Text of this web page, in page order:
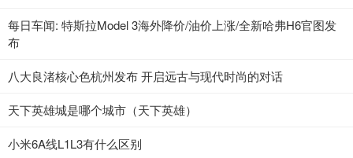
每日车闻: 特斯拉Model 3海外降价/油价上涨/全新哈弗H6官图发
布
八大良渚核心色杭州发布 开启远古与现代时尚的对话
天下英雄城是哪个城市（天下英雄）
小米6A线L1L3有什么区别